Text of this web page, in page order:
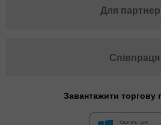
Для
Співпраця
Завантажити торгову